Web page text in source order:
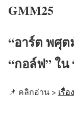
GMM25
“อาร์ต พศุต
“กอล์ฟ” ใน
📌 คลิกอ่าน > เรื่